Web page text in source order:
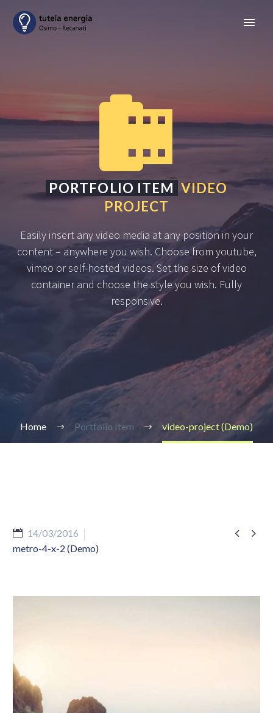


PORTFOLIO ITEM VIDEO
PROJECT
Easily insert any video media at any position in your
content – anywhere you wish. Choose from youtube,
vimeo or self-hosted videos. Set the size of video
container and choose the style you wish. Fully
responsive.
Home Portfolio Item video-project (Demo)
 
14/03/2016
metro-4-x-2 (Demo)